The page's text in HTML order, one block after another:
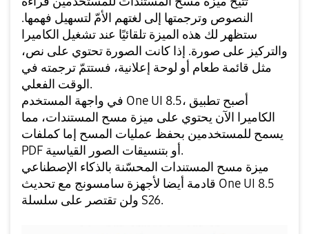
النصوص وترجمتها إلى لغتهم الأمّ لتسهيل فهمها.
ستظهر لك هذه الميزة تلقائيًا عند تشغيل الكاميرا
والتركيز على صورة. إذا كانت الصورة تحتوي على نص،
مثل قائمة طعام أو لوحة إعلانية، فستتمّ ترجمته في
الوقت الفعلي.
في واجهة المستخدم One UI 8.5، أصبح تطبيق
الكاميرا الآن يحتوي على ميزة مسح المستندات، مما
يسمح للمستخدمين بحفظ عمليات المسح إما كملفات
PDF أو بتنسيقات الصور القياسية.
ميزة مسح المستندات المحسّنة بالذكاء الإصطناعي
قادمة أيضا لأجهزة سامسونج مع تحديث One UI 8.5
ولن تقتصر على سلسلة S26.